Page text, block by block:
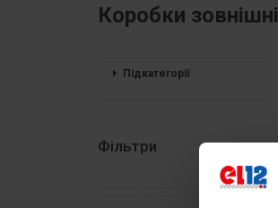
Коробки зовнішні
Підкатегорії
Фільтри